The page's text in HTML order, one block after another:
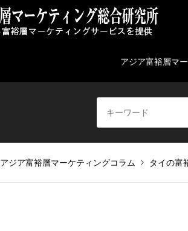
アジア富裕層マ
アジア富裕層マーケティングコラム タイの富